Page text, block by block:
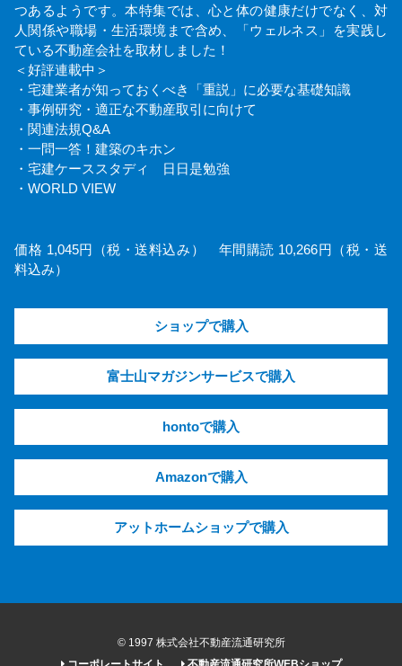
つあるようです。本特集では、心と体の健康だけでなく、対
人関係や職場・生活環境まで含め、「ウェルネス」を実践し
ている不動産会社を取材しました！
＜好評連載中＞
・宅建業者が知っておくべき「重説」に必要な基礎知識
・事例研究・適正な不動産取引に向けて
・関連法規Q&A
・一問一答！建築のキホン
・宅建ケーススタディ 日日是勉強
・WORLD VIEW
価格 1,045円（税・送料込み） 年間購読 10,266円（税・送
料込み）
ショップで購入
富士山マガジンサービスで購入
hontoで購入
Amazonで購入
アットホームショップで購入
© 1997 株式会社不動産流通研究所